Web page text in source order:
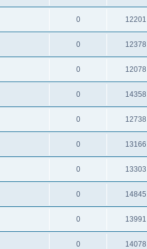
0 12201
0 12378
0 12078
0 14358
0 12738
0 13166
0 13303
0 14845
0 13991
0 14078